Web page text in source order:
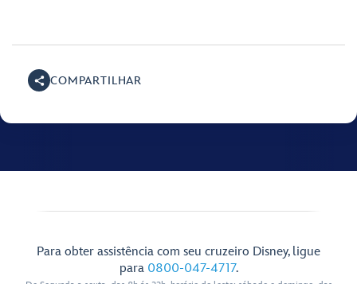
COMPARTILHAR
Para obter assistência com seu cruzeiro Disney, ligue
para 0800-047-4717.